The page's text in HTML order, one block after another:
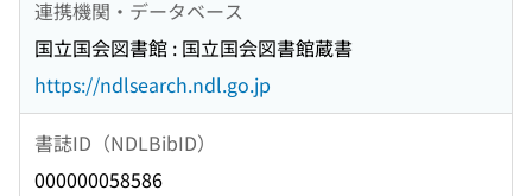
連携機関・データベース
国立国会図書館 : 国立国会図書館蔵書
https://ndlsearch.ndl.go.jp
書誌ID（NDLBibID）
000000058586